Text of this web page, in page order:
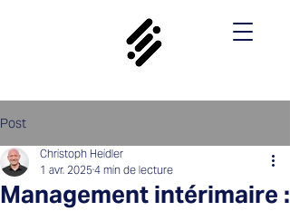
Post
Management intérimaire :
Christoph Heidler
1 avr. 20254 min de lecture